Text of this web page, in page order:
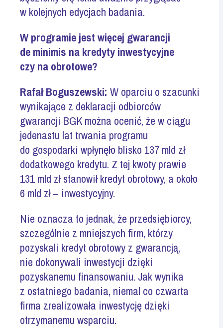
w kolejnych edycjach badania.
W programie jest więcej gwarancji
de minimis na kredyty inwestycyjne
czy na obrotowe?
Rafał Boguszewski: W oparciu o szacunki
wynikające z deklaracji odbiorców
gwarancji BGK można ocenić, że w ciągu
jedenastu lat trwania programu
do gospodarki wpłynęło blisko 137 mld zł
dodatkowego kredytu. Z tej kwoty prawie
131 mld zł stanowił kredyt obrotowy, a około
6 mld zł – inwestycyjny.
Nie oznacza to jednak, że przedsiębiorcy,
szczególnie z mniejszych firm, którzy
pozyskali kredyt obrotowy z gwarancją,
nie dokonywali inwestycji dzięki
pozyskanemu finansowaniu. Jak wynika
z ostatniego badania, niemal co czwarta
firma zrealizowała inwestycję dzięki
otrzymanemu wsparciu.